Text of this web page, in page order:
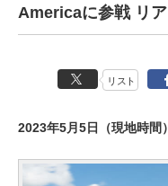
Americaに参戦 リ
リスト
2023年5月5日（現地時間